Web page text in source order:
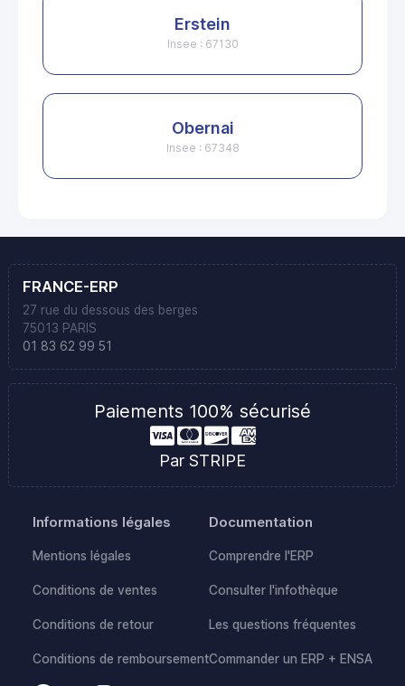
Erstein
Insee : 67130
Obernai
Insee : 67348
FRANCE-ERP
27 rue du dessous des berges
75013 PARIS
01 83 62 99 51
Paiements 100% sécurisé
Par STRIPE
Informations légales
Mentions légales
Conditions de ventes
Conditions de retour
Conditions de remboursement
Documentation
Comprendre l'ERP
Consulter l'infothèque
Les questions fréquentes
Commander un ERP + ENSA